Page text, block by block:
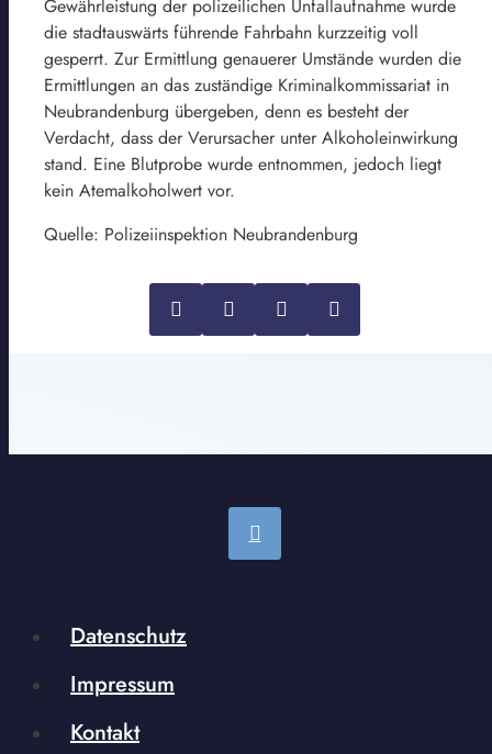
Gewährleistung der polizeilichen Unfallaufnahme wurde
die stadtauswärts führende Fahrbahn kurzzeitig voll
gesperrt. Zur Ermittlung genauerer Umstände wurden die
Ermittlungen an das zuständige Kriminalkommissariat in
Neubrandenburg übergeben, denn es besteht der
Verdacht, dass der Verursacher unter Alkoholeinwirkung
stand. Eine Blutprobe wurde entnommen, jedoch liegt
kein Atemalkoholwert vor.
Quelle: Polizeiinspektion Neubrandenburg
Datenschutz
Impressum
Kontakt